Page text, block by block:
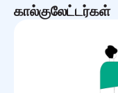
கால்குலேட்டர்கள்